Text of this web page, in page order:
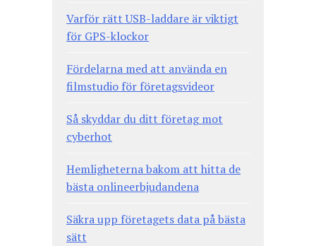
Varför rätt USB-laddare är viktigt
för GPS-klockor
Fördelarna med att använda en
filmstudio för företagsvideor
Så skyddar du ditt företag mot
cyberhot
Hemligheterna bakom att hitta de
bästa onlineerbjudandena
Säkra upp företagets data på bästa
sätt